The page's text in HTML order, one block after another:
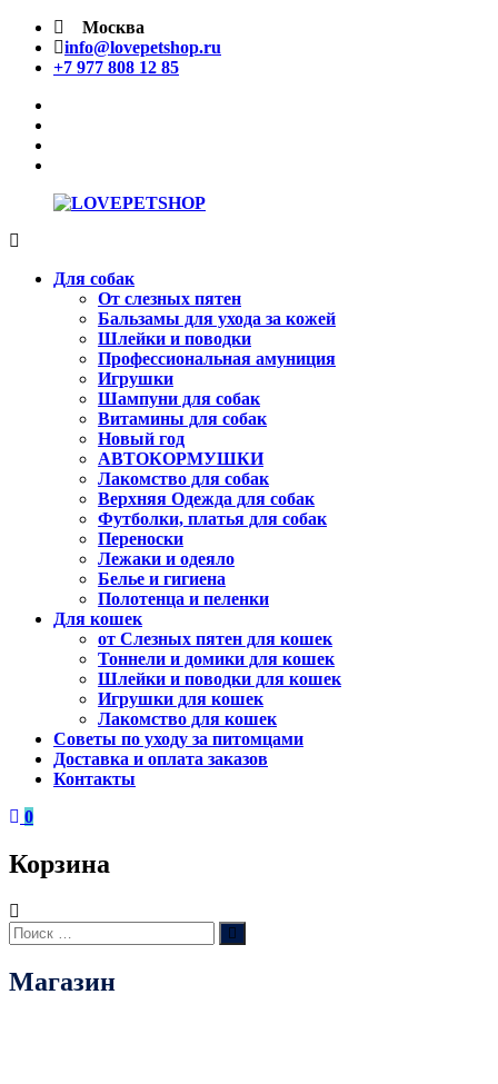
Перейти
содержимому
Москва
info@lovepetshop.ru
+7 977 808 12 85
для
животных
Для собак
От слезных пятен
Бальзамы для ухода за кожей
Шлейки и поводки
Профессиональная амуниция
Игрушки
Шампуни для собак
Витамины для собак
Новый год
АВТОКОРМУШКИ
Лакомство для собак
Верхняя Одежда для собак
Футболки, платья для собак
Переноски
Лежаки и одеяло
Белье и гигиена
Полотенца и пеленки
Для кошек
от Слезных пятен для кошек
Тоннели и домики для кошек
Шлейки и поводки для кошек
Игрушки для кошек
Лакомство для кошек
Советы по уходу за питомцами
Доставка и оплата заказов
Контакты
0
Корзина
Искать: Поиск
Магазин